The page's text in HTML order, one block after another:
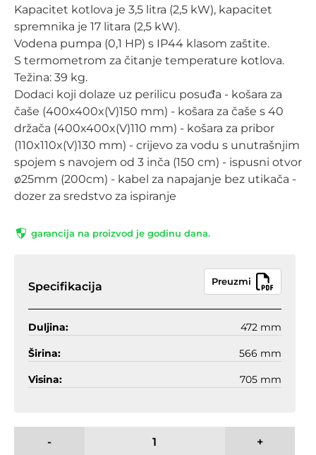
Kapacitet kotlova je 3,5 litra (2,5 kW), kapacitet
spremnika je 17 litara (2,5 kW).
Vodena pumpa (0,1 HP) s IP44 klasom zaštite.
S termometrom za čitanje temperature kotlova.
Težina: 39 kg.
Dodaci koji dolaze uz perilicu posuđa - košara za
čaše (400x400x(V)150 mm) - košara za čaše s 40
držača (400x400x(V)110 mm) - košara za pribor
(110x110x(V)130 mm) - crijevo za vodu s unutrašnjim
spojem s navojem od 3 inča (150 cm) - ispusni otvor
ø25mm (200cm) - kabel za napajanje bez utikača -
dozer za sredstvo za ispiranje
garancija na proizvod je godinu dana.
Specifikacija Preuzmi
Duljina: 472 mm
Širina: 566 mm
Visina: 705 mm
- +